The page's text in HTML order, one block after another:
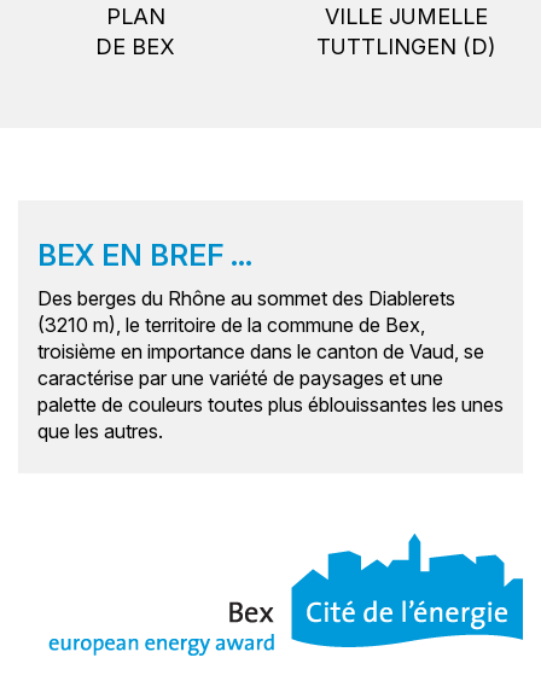
PLAN
DE BEX
VILLE JUMELLE
TUTTLINGEN (D)
BEX EN BREF ...
Des berges du Rhône au sommet des Diablerets
(3210 m), le territoire de la commune de Bex,
troisième en importance dans le canton de Vaud, se
caractérise par une variété de paysages et une
palette de couleurs toutes plus éblouissantes les unes
que les autres.